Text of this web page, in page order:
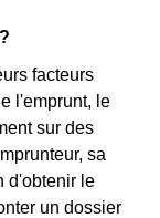
facteurs
l'emprunt, le
sur des
sa
d'obtenir le
un dossier